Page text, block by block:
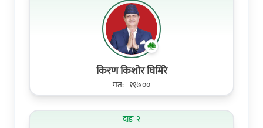
किरण किशोर घिमिरे
मत:- ११७००
दाङ-२